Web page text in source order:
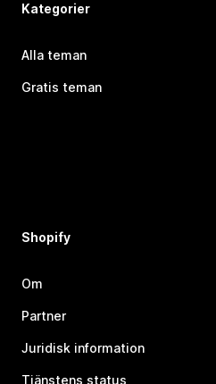
Kategorier
Alla teman
Gratis teman
Shopify
Om
Partner
Juridisk information
Tjänstens status